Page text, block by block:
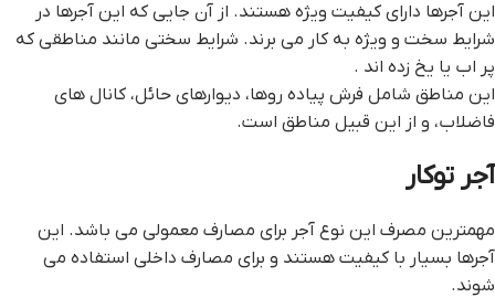
این آجرها دارای کیفیت ویژه هستند. از آن جایی که این آجرها در
شرایط سخت و ویژه به کار می برند. شرایط سختی مانند مناطقی که
پر اب یا یخ زده اند .
این مناطق شامل فرش پیاده روها، دیوارهای حائل، کانال های
فاضلاب، و از این قبیل مناطق است.
آجر توکار
مهمترین مصرف این نوع آجر برای مصارف معمولی می باشد. این
آجرها بسیار با کیفیت هستند و برای مصارف داخلی استفاده می
شوند.